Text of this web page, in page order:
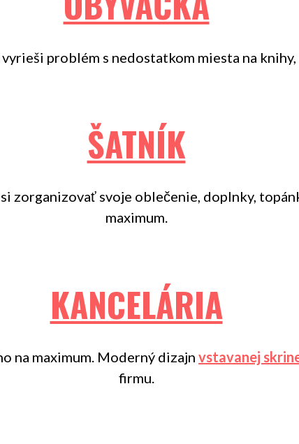
problém s nedostatkom miesta na
ŠATNÍK
zorganizovať svoje oblečenie, doplnky,
maximum.
KANCELÁRIA
na maximum. Moderný dizajn vstavanej
firmu.